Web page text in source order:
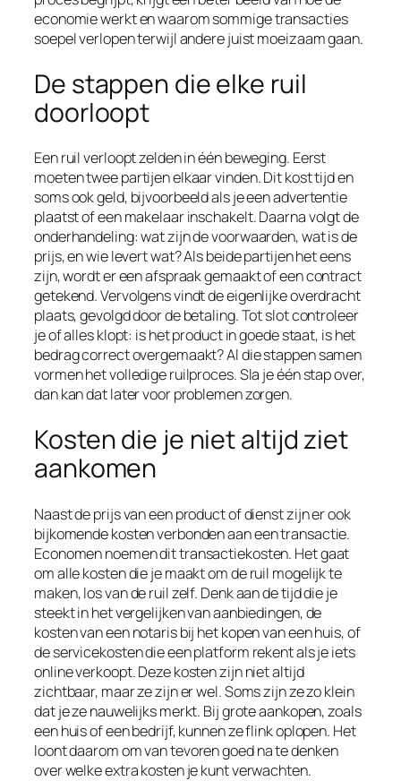
economie werkt en waarom sommige transacties
soepel verlopen terwijl andere juist moeizaam gaan.
De stappen die elke ruil
doorloopt
Een ruil verloopt zelden in één beweging. Eerst
moeten twee partijen elkaar vinden. Dit kost tijd en
soms ook geld, bijvoorbeeld als je een advertentie
plaatst of een makelaar inschakelt. Daarna volgt de
onderhandeling: wat zijn de voorwaarden, wat is de
prijs, en wie levert wat? Als beide partijen het eens
zijn, wordt er een afspraak gemaakt of een contract
getekend. Vervolgens vindt de eigenlijke overdracht
plaats, gevolgd door de betaling. Tot slot controleer
je of alles klopt: is het product in goede staat, is het
bedrag correct overgemaakt? Al die stappen samen
vormen het volledige ruilproces. Sla je één stap over,
dan kan dat later voor problemen zorgen.
Kosten die je niet altijd ziet
aankomen
Naast de prijs van een product of dienst zijn er ook
bijkomende kosten verbonden aan een transactie.
Economen noemen dit transactiekosten. Het gaat
om alle kosten die je maakt om de ruil mogelijk te
maken, los van de ruil zelf. Denk aan de tijd die je
steekt in het vergelijken van aanbiedingen, de
kosten van een notaris bij het kopen van een huis, of
de servicekosten die een platform rekent als je iets
online verkoopt. Deze kosten zijn niet altijd
zichtbaar, maar ze zijn er wel. Soms zijn ze zo klein
dat je ze nauwelijks merkt. Bij grote aankopen, zoals
een huis of een bedrijf, kunnen ze flink oplopen. Het
loont daarom om van tevoren goed na te denken
over welke extra kosten je kunt verwachten.